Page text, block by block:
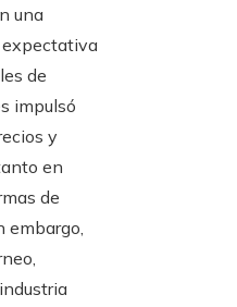
una
expectativa
de
impulsó
y
en
de
embargo,